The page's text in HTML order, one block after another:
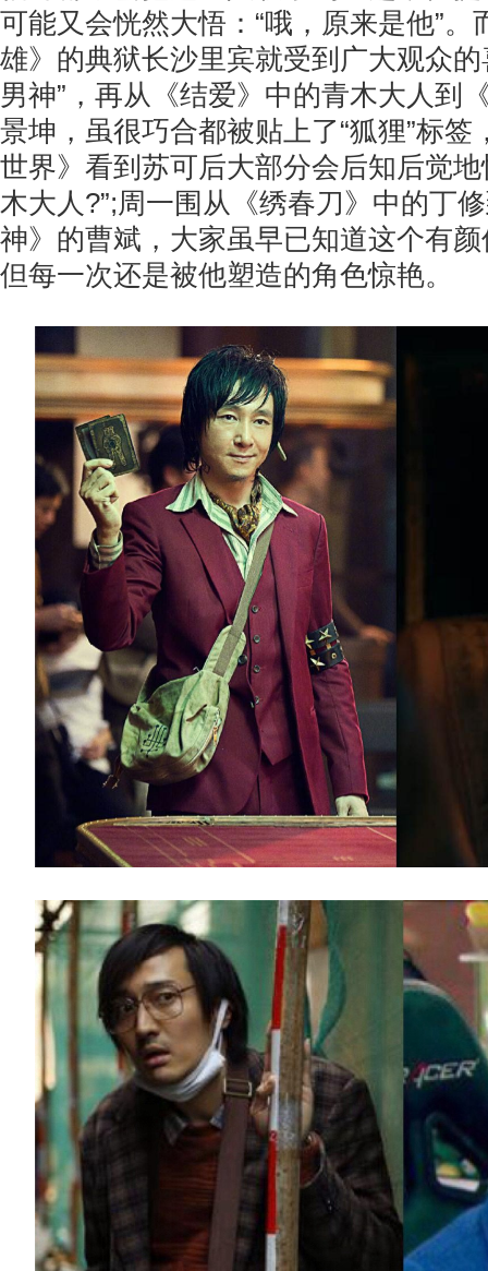
可能又会恍然大悟：“哦，原来是他”。
雄》的典狱长沙里宾就受到广大观众
男神”，再从《结爱》中的青木大人到
景坤，虽很巧合都被贴上了“狐狸”标签
世界》看到苏可后大部分会后知后觉
木大人?”;周一围从《绣春刀》中的丁
神》的曹斌，大家虽早已知道这个有
但每一次还是被他塑造的角色惊艳。